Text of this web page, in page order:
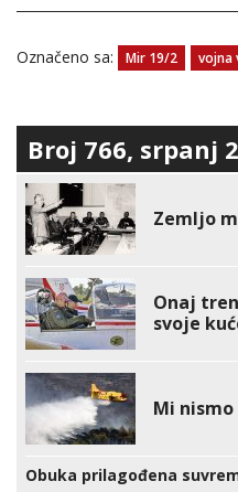
Označeno sa: Mir 19/2 vojna
Broj 766, srpanj
Zemljo
Onaj
svoje
Mi
Obuka prilagođena